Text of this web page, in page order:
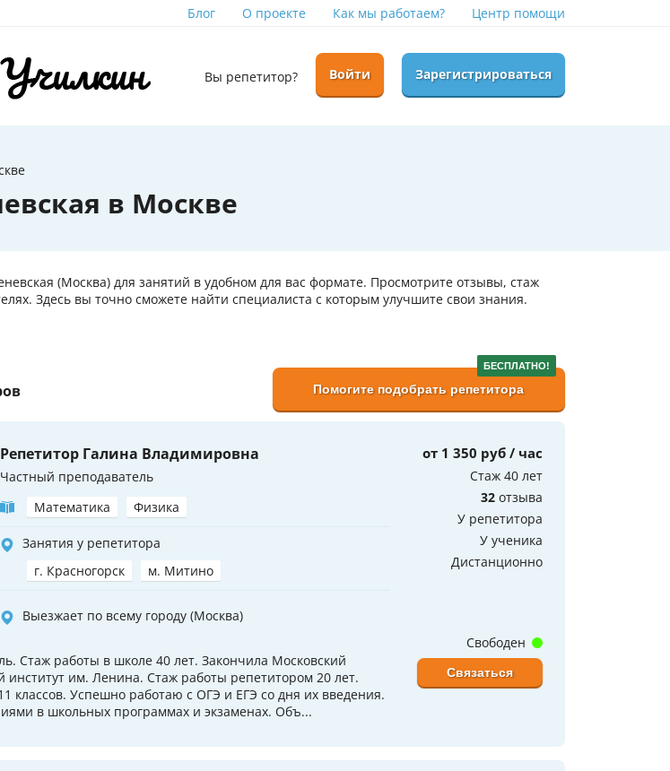
Блог О проекте Как мы работаем? Центр помощи
Вы репетитор? Войти Зарегистрироваться
в Москве
(Москва) для занятий в удобном для вас формате. Просмотрите отзывы, стаж
Здесь вы точно сможете найти специалиста с которым улучшите свои знания.
БЕСПЛАТНО!
Помогите подобрать репетитора
Репетитор Галина Владимировна
Частный преподаватель
Математика
Физика
Занятия у репетитора
г. Красногорск
м. Митино
Выезжает по всему городу (Москва)
от 1 350 руб / час
Стаж 40 лет
32 отзыва
У репетитора
У ученика
Дистанционно
Стаж работы в школе 40 лет. Закончила Московский
институт им. Ленина. Стаж работы репетитором 20 лет.
классов. Успешно работаю с ОГЭ и ЕГЭ со дня их введения.
в школьных программах и экзаменах. Объ...
Свободен
Связаться